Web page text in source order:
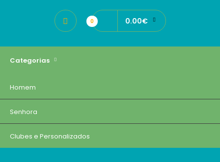
0 0.00€
Categorias
Homem
Senhora
Clubes e Personalizados